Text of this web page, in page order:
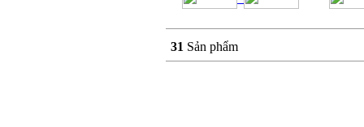
31 Sản phẩm